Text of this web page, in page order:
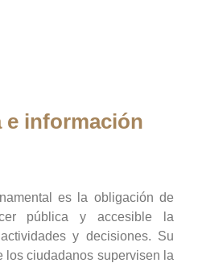
e información
es la obligación de
pública y accesible la
y decisiones. Su
los ciudadanos supervisen la